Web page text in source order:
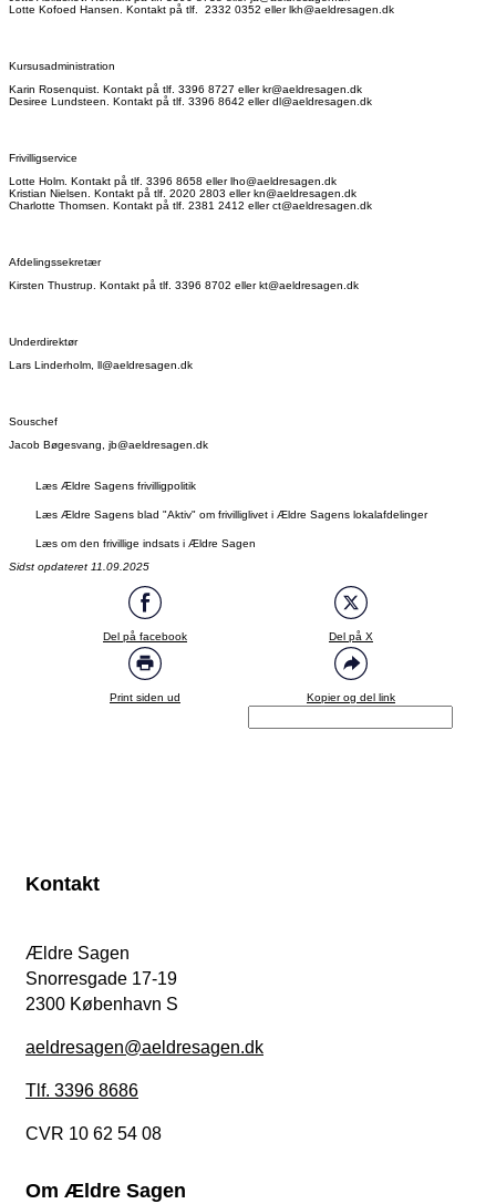
Lotte Kofoed Hansen. Kontakt på tlf. 2332 0352 eller lkh@aeldresagen.dk
Kursusadministration
Karin Rosenquist. Kontakt på tlf. 3396 8727 eller kr@aeldresagen.dk
Desiree Lundsteen. Kontakt på tlf. 3396 8642 eller dl@aeldresagen.dk
Frivilligservice
Lotte Holm. Kontakt på tlf. 3396 8658 eller lho@aeldresagen.dk
Kristian Nielsen. Kontakt på tlf. 2020 2803 eller kn@aeldresagen.dk
Charlotte Thomsen. Kontakt på tlf. 2381 2412 eller ct@aeldresagen.dk
Afdelingssekretær
Kirsten Thustrup. Kontakt på tlf. 3396 8702 eller kt@aeldresagen.dk
Underdirektør
Lars Linderholm, ll@aeldresagen.dk
Souschef
Jacob Bøgesvang, jb@aeldresagen.dk
Læs Ældre Sagens frivilligpolitik
Læs Ældre Sagens blad "Aktiv" om frivilliglivet i Ældre Sagens lokalafdelinger
Læs om den frivillige indsats i Ældre Sagen
Sidst opdateret 11.09.2025
Del på facebook Del på X
Print siden ud Kopier og del link
Kontakt
Ældre Sagen
Snorresgade 17-19
2300 København S
aeldresagen@aeldresagen.dk
Tlf. 3396 8686
CVR 10 62 54 08
Om Ældre Sagen